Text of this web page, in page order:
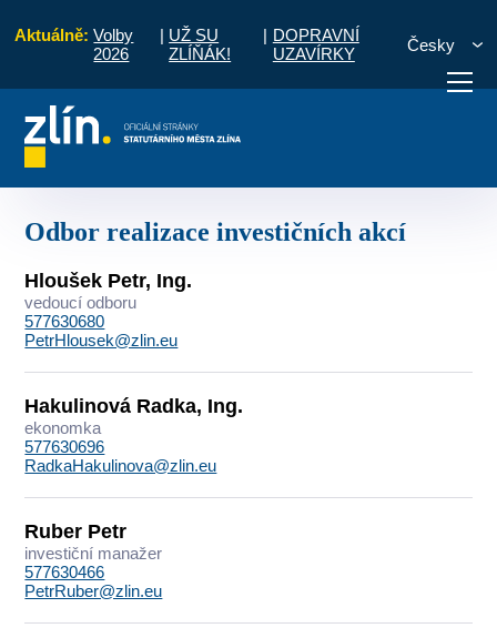
Aktuálně: Volby
2026
| UŽ SU
ZLÍŇÁK!
| DOPRAVNÍ
UZAVÍRKY
Česky
vyřídit Potřebuji zaplatit
Odbor realizace investičních akcí
Hloušek Petr, Ing.
vedoucí odboru
577630680
PetrHlousek@zlin.eu
Hakulinová Radka, Ing.
ekonomka
577630696
RadkaHakulinova@zlin.eu
Ruber Petr
investiční manažer
577630466
PetrRuber@zlin.eu